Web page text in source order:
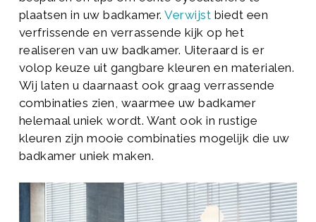
plaatsen in uw badkamer.Verwijst biedt een
verfrissende en verrassende kijk op het
realiseren van uw badkamer. Uiteraard is er
volop keuze uit gangbare kleuren en materialen.
Wij laten u daarnaast ook graag verrassende
combinaties zien, waarmee uw badkamer
helemaal uniek wordt. Want ook in rustige
kleuren zijn mooie combinaties mogelijk die uw
badkamer uniek maken.